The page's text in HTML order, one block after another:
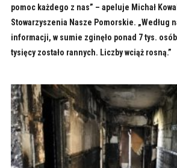
pomoc każdego z nas” – apeluje Michał
Stowarzyszenia Nasze Pomorskie. „Według
informacji, w sumie zginęło ponad 7 tys.
tysięcy zostało rannych. Liczby wciąż rosną.”